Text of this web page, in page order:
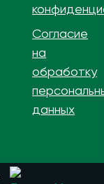
Согласие
на
обработку
данных